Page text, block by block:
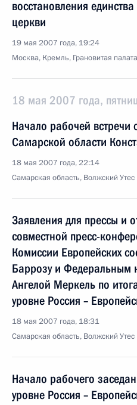
восстановления
церкви
19 мая 2007 года, 19:24
Москва, Кремль, Грановитая палата
18 мая 2007 года,
Начало рабочей встречи
Самарской области
18 мая 2007 года, 22:14
Самарская область, Волжский Утес
Заявления для прессы и
совместной пресс-
Комиссии Европейских
Баррозу и Федеральным
Ангелой Меркель по
уровне Россия –
18 мая 2007 года, 18:31
Самарская область, Волжский Утес
Начало рабочего
уровне Россия –